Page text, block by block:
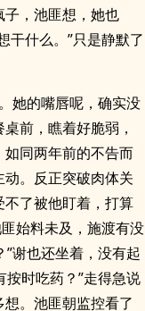
，池匪想，她也
干什么。”只是静默了
她的嘴唇呢，确实没
前，瞧着好脆弱，
同两年前的不告而
。反正突破肉体关
了被他盯着，打算
始料未及，施渡有没
”谢也还坐着，没有起
按时吃药？”走得急说
。池匪朝监控看了